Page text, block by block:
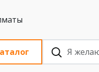
НДС, Алматы